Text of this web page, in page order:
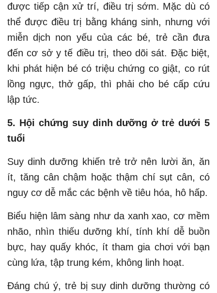
được tiếp cận xử trí, điều trị sớm. Mặc dù có
thể được điều trị bằng kháng sinh, nhưng với
miễn dịch non yếu của các bé, trẻ cần đưa
đến cơ sở y tế điều trị, theo dõi sát. Đặc biệt,
khi phát hiện bé có triệu chứng co giật, co rút
lồng ngực, thở gấp, thì phải cho bé cấp cứu
lập tức.
5. Hội chứng suy dinh dưỡng ở trẻ dưới 5
tuổi
Suy dinh dưỡng khiến trẻ trở nên lười ăn, ăn
ít, tăng cân chậm hoặc thậm chí sụt cân, có
nguy cơ dễ mắc các bệnh về tiêu hóa, hô hấp.
Biểu hiện lâm sàng như da xanh xao, cơ mềm
nhão, nhìn thiếu dưỡng khí, tính khí dễ buồn
bực, hay quấy khóc, ít tham gia chơi với bạn
cùng lứa, tập trung kém, không linh hoạt.
Đáng chú ý, trẻ bị suy dinh dưỡng thường có